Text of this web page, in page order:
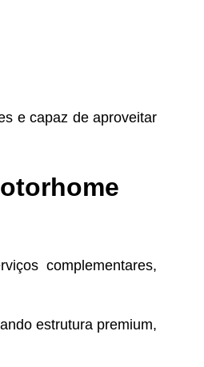
e capaz de aproveitar
complementares,
estrutura premium,